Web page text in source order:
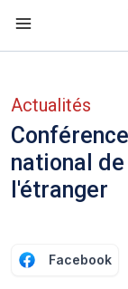
Actualités
national
l'étranger
Facebook